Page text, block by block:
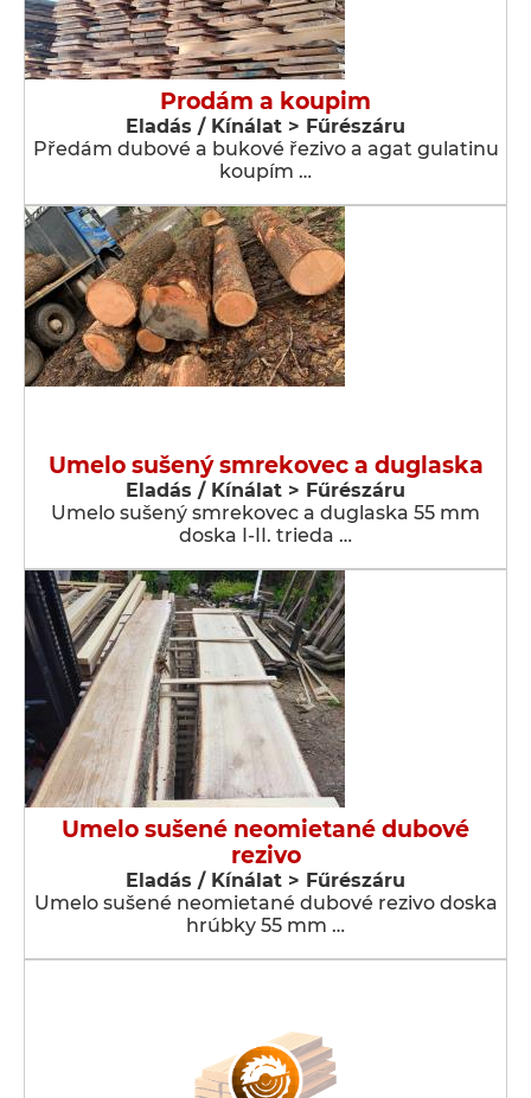
Prodám a koupim
Eladás / Kínálat > Fűrészáru
Předám dubové a bukové řezivo a agat gulatinu
koupím …
Umelo sušený smrekovec a duglaska
Eladás / Kínálat > Fűrészáru
Umelo sušený smrekovec a duglaska 55 mm
doska I-II. trieda …
Umelo sušené neomietané dubové
rezivo
Eladás / Kínálat > Fűrészáru
Umelo sušené neomietané dubové rezivo doska
hrúbky 55 mm …